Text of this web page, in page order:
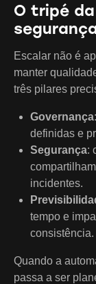
O tripé
Escalar não é
manter
três pilares
Governança
definidas e
Segurança:
incidentes.
tempo e
consistência.
Quando a
passa a ser